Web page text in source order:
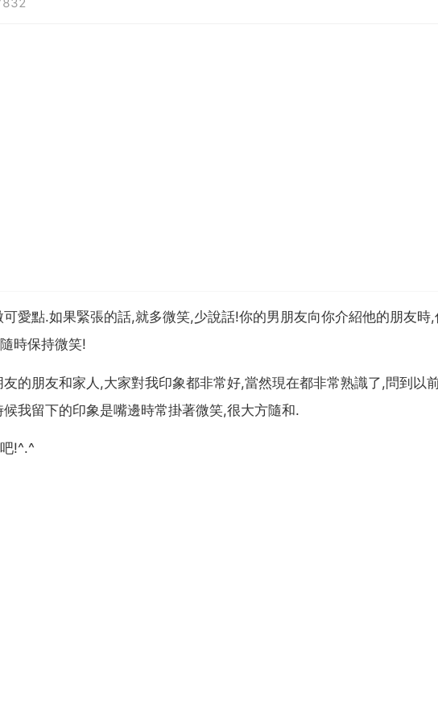
愛點.如果緊張的話,就多微笑,少說話!你的男朋友向你介紹他的朋友時
時保持微笑!
的朋友和家人,大家對我印象都非常好,當然現在都非常熟識了,問到以
我留下的印象是嘴邊時常掛著微笑,很大方隨和.
!^.^